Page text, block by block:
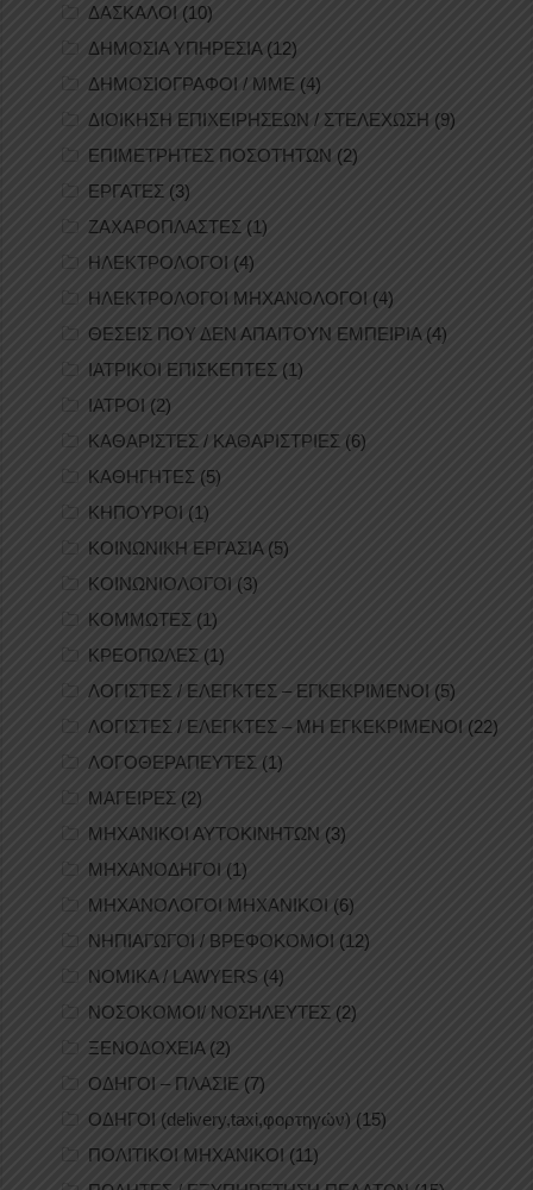
ΔΑΣΚΑΛΟΙ (10)
ΔΗΜΟΣΙΑ ΥΠΗΡΕΣΙΑ(12)
ΔΗΜΟΣΙΟΓΡΑΦΟΙ / ΜΜΕ (4)
ΔΙΟΙΚΗΣΗ ΕΠΙΧΕΙΡΗΣΕΩΝ / ΣΤΕΛΕΧΩΣΗ (9)
ΕΠΙΜΕΤΡΗΤΕΣ ΠΟΣΟΤΗΤΩΝ (2)
ΕΡΓΑΤΕΣ (3)
ΖΑΧΑΡΟΠΛΑΣΤΕΣ (1)
ΗΛΕΚΤΡΟΛΟΓΟΙ (4)
ΗΛΕΚΤΡΟΛΟΓΟΙ ΜΗΧΑΝΟΛΟΓΟΙ (4)
ΘΕΣΕΙΣ ΠΟΥ ΔΕΝ ΑΠΑΙΤΟΥΝ ΕΜΠΕΙΡΙΑ (4)
ΙΑΤΡΙΚΟΙ ΕΠΙΣΚΕΠΤΕΣ (1)
ΙΑΤΡΟΙ (2)
ΚΑΘΑΡΙΣΤΕΣ / ΚΑΘΑΡΙΣΤΡΙΕΣ (6)
ΚΑΘΗΓΗΤΕΣ (5)
ΚΗΠΟΥΡΟΙ (1)
ΚΟΙΝΩΝΙΚΗ ΕΡΓΑΣΙΑ(5)
ΚΟΙΝΩΝΙΟΛΟΓΟΙ (3)
ΚΟΜΜΩΤΕΣ (1)
ΚΡΕΟΠΩΛΕΣ (1)
ΛΟΓΙΣΤΕΣ / ΕΛΕΓΚΤΕΣ – ΕΓΚΕΚΡΙΜΕΝΟΙ (5)
ΛΟΓΙΣΤΕΣ / ΕΛΕΓΚΤΕΣ – ΜΗ ΕΓΚΕΚΡΙΜΕΝΟΙ (22)
ΛΟΓΟΘΕΡΑΠΕΥΤΕΣ (1)
ΜΑΓΕΙΡΕΣ (2)
ΜΗΧΑΝΙΚΟΙ ΑΥΤΟΚΙΝΗΤΩΝ (3)
ΜΗΧΑΝΟΔΗΓΟΙ (1)
ΜΗΧΑΝΟΛΟΓΟΙ ΜΗΧΑΝΙΚΟΙ (6)
ΝΗΠΙΑΓΩΓΟΙ / ΒΡΕΦΟΚΟΜΟΙ (12)
ΝΟΜΙΚΑ / LAWYERS (4)
ΝΟΣΟΚΟΜΟΙ/ ΝΟΣΗΛΕΥΤΕΣ (2)
ΞΕΝΟΔΟΧΕΙΑ(2)
ΟΔΗΓΟΙ – ΠΛΑΣΙΕ (7)
ΟΔΗΓΟΙ (delivery,taxi,φορτηγών) (15)
ΠΟΛΙΤΙΚΟΙ ΜΗΧΑΝΙΚΟΙ (11)